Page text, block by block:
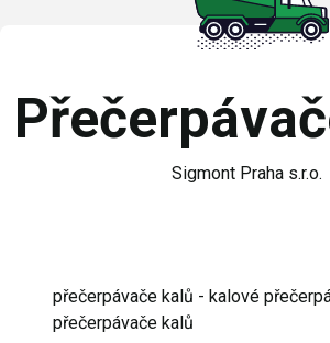
Sigmont Praha s.r.o.
přečerpávače kalů - kalové
přečerpávače kalů